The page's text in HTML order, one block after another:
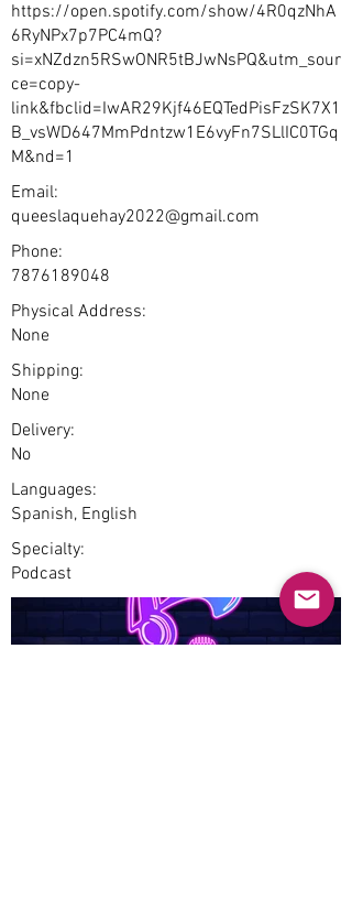
https://open.spotify.com/show/4R0qzNhA
6RyNPx7p7PC4mQ?
si=xNZdzn5RSwONR5tBJwNsPQ&utm_sour
ce=copy-
link&fbclid=IwAR29Kjf46EQTedPisFzSK7X1
B_vsWD647MmPdntzw1E6vyFn7SLlIC0TGq
M&nd=1
Email:
queeslaquehay2022@gmail.com
Phone:
7876189048
Physical Address:
None
Shipping:
None
Delivery:
No
Languages:
Spanish, English
Specialty:
Podcast